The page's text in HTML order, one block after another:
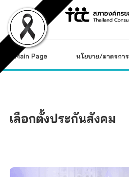
content
Main Page นโยบาย/มาตรการ
เลือกตั้งประกันสังคม